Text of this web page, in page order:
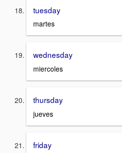
tuesday
martes
wednesday
miercoles
thursday
jueves
friday